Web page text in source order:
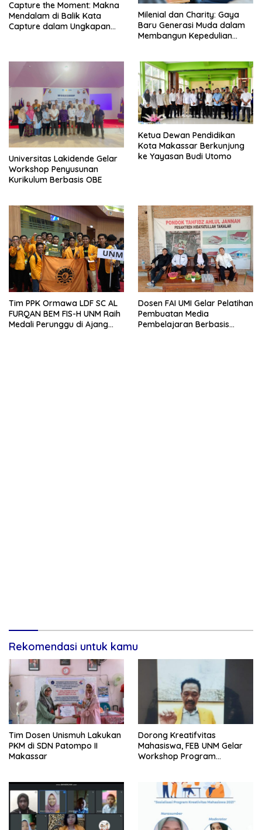
Capture the Moment: Makna
Mendalam di Balik Kata
Capture dalam Ungkapan
Milenial dan Charity: Gaya
Baru Generasi Muda dalam
Membangun Kepedulian
Universitas Lakidende Gelar
Workshop Penyusunan
Kurikulum Berbasis OBE
Ketua Dewan Pendidikan
Kota Makassar Berkunjung
ke Yayasan Budi Utomo
Tim PPK Ormawa LDF SC AL
FURQAN BEM FIS-H UNM Raih
Medali Perunggu di Ajang
Dosen FAI UMI Gelar Pelatihan
Pembuatan Media
Pembelajaran Berbasis
Rekomendasi untuk kamu
Tim Dosen Unismuh Lakukan
PKM di SDN Patompo II
Makassar
Dorong Kreatifvitas
Mahasiswa, FEB UNM Gelar
Workshop Program